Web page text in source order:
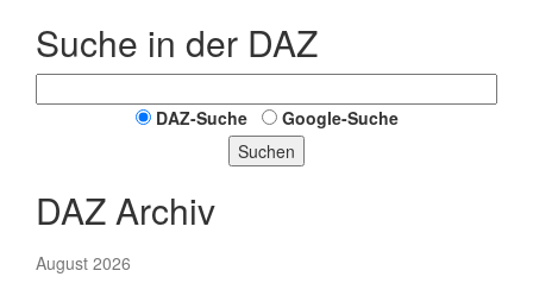
Suche in der DAZ
DAZ-Suche
Google-Suche
Suchen
DAZ Archiv
August 2026